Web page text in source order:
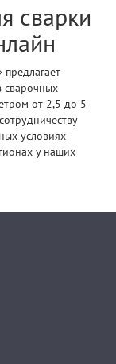
сварки
сварочных
от 2,5 до 5
условиях
у наших